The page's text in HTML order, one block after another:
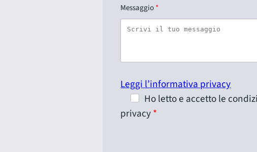
Messaggio
Leggi l’informativa privacy
Ho letto e accetto le
privacy